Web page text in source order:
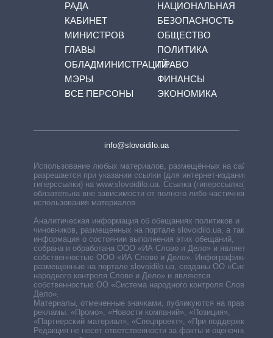
РАДА
КАБИНЕТ
МИНИСТРОВ
ГЛАВЫ
ОБЛАДМИНИСТРАЦИЙ
МЭРЫ
ВСЕ ПЕРСОНЫ
НАЦИОНАЛЬНАЯ
БЕЗОПАСНОСТЬ
ОБЩЕСТВО
ПОЛИТИКА
ПРАВО
ФИНАНСЫ
ЭКОНОМИКА
info@slovoidilo.ua
Использование любых материалов, размещённых на сайте,
разрешается при указании ссылки (для интернет-изданий —
гиперссылки) на www.slovoidilo.ua. Ссылка (гиперссылка)
обязательна вне зависимости от полного либо частичного
использования материалов.
Аналитическая информация об обещаниях политиков и
чиновников, размещенных на портале slovoidilo.ua, а также
информация о состоянии выполнения этих обещаний,
собрана и обработана ООО «ИА Слово и Дело» и является
собственностью ООО «ИА Слово и Дело». Инфографики,
размещенные на портале slovoidilo.ua, созданы ОО «Система
народного контроля Слово и Дело» и являются
собственностью ОО «Система народного контроля Слово и
Дело».
Материалы, отмеченные значками, публикуются на правах
рекламы: «Промо», «Новости компаний», «Позиция»,
«Партнерский материал», «Спецпроект», «При поддержке».
Редакция не несет ответственности за факты и оценочные